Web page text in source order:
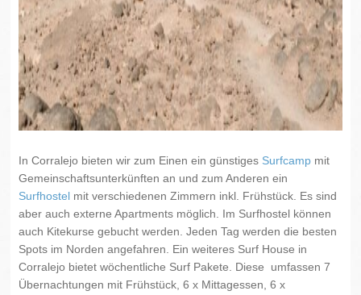
In Corralejo bieten wir zum Einen ein günstiges Surfcamp mit
Gemeinschaftsunterkünften an und zum Anderen ein
Surfhostel mit verschiedenen Zimmern inkl. Frühstück. Es sind
aber auch externe Apartments möglich. Im Surfhostel können
auch Kitekurse gebucht werden. Jeden Tag werden die besten
Spots im Norden angefahren. Ein weiteres Surf House in
Corralejo bietet wöchentliche Surf Pakete. Diese umfassen 7
Übernachtungen mit Frühstück, 6 x Mittagessen, 6 x